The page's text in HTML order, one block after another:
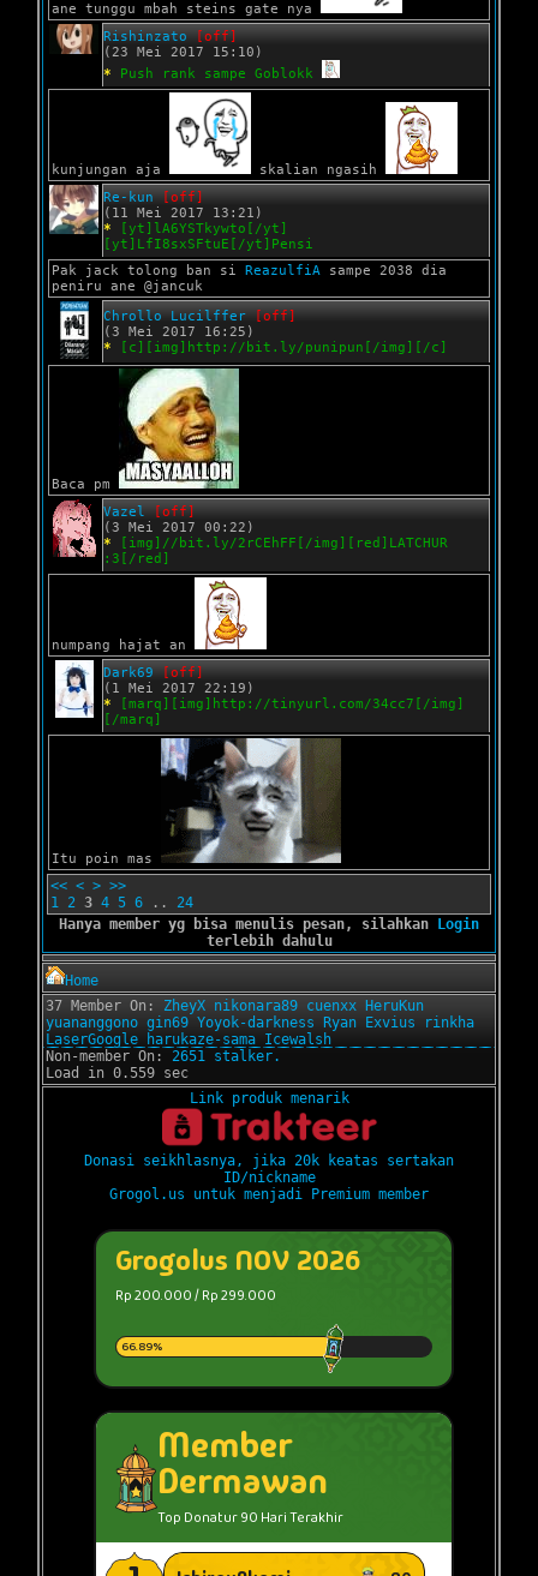
ane tunggu mbah steins gate nya
Rishinzato [off]
(23 Mei 2017 15:10)
*
Push rank sampe Goblokk
kunjungan aja
skalian ngasih
Re-kun [off]
(11 Mei 2017 13:21)
*
[yt]lA6YSTkywto[/yt]
[yt]LfI8sxSFtuE[/yt]Pensi
Pak jack tolong ban si ReazulfiA sampe 2038 dia
peniru ane @jancuk
Chrollo Lucilffer
[off]
(3 Mei 2017 16:25)
*
[c][img]http://bit.ly/punipun[/img][/c]
Baca pm
Vazel [off]
(3 Mei 2017 00:22)
*
[img]//bit.ly/2rCEhFF[/img][red]LATCHUR
:3[/red]
numpang hajat an
Dark69 [off]
(1 Mei 2017 22:19)
*
[marq][img]http://tinyurl.com/34cc7[/img]
[/marq]
Itu poin mas
<< < > >>
1 2 3 4 5 6 .. 24
Hanya member yg bisa menulis pesan, silahkan
Login
terlebih dahulu
Home
37 Member On: ZheyX nikonara89 cuenxx
HeruKun
yuananggono gin69 Yoyok-darkness Ryan Exvius
rinkha
LaserGoogle
harukaze-sama Icewalsh
Non-member On: 2651 stalker.
Load in 0.559 sec
Link produk menarik
Donasi seikhlasnya, jika 20k keatas sertakan
ID/nickname
Grogol.us untuk menjadi Premium member